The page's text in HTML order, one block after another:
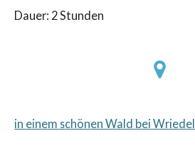
Dauer: 2 Stunden
in einem schönen Wald bei Wriedel